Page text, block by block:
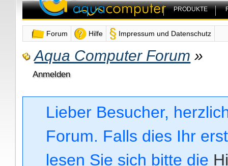
PRODUKTE
Forum Hilfe Impressum und Datenschutz
Aqua Computer Forum »
Anmelden
Lieber Besucher,
Forum. Falls dies Ihr
lesen Sie sich bitte die